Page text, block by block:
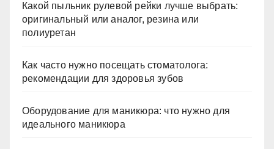
Какой пыльник рулевой рейки лучше выбрать:
оригинальный или аналог, резина или
полиуретан
Как часто нужно посещать стоматолога:
рекомендации для здоровья зубов
Оборудование для маникюра: что нужно для
идеального маникюра